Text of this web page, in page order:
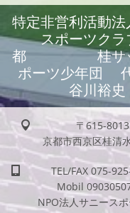
特定非営利活動法
スポーツクラ
都 桂サッ
ポーツ少年団
谷川裕史
〒615-8013
京都市西京区桂清
TEL/FAX 075-
Mobil
NPO法人サニース